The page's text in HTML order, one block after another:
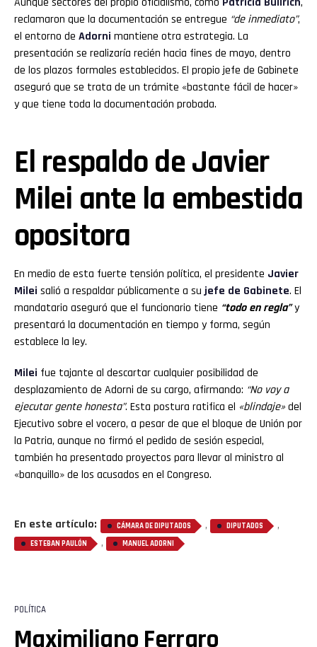
reclamaron que la documentación se entregue “de inmediato”,
el entorno de Adorni mantiene otra estrategia. La
presentación se realizaría recién hacia fines de mayo, dentro
de los plazos formales establecidos. El propio jefe de Gabinete
aseguró que se trata de un trámite «bastante fácil de hacer»
y que tiene toda la documentación probada.
El respaldo de Javier
Milei ante la embestida
opositora
En medio de esta fuerte tensión política, el presidente Javier
Milei salió a respaldar públicamente a sujefe de Gabinete. El
mandatario aseguró que el funcionario tiene “todo en regla”y
presentará la documentación en tiempo y forma, según
establece la ley.
Milei fue tajante al descartar cualquier posibilidad de
desplazamiento de Adorni de su cargo, afirmando: “No voy a
ejecutar gente honesta”. Esta postura ratifica el «blindaje»del
Ejecutivo sobre el vocero, a pesar de que el bloque de Unión por
la Patria, aunque no firmó el pedido de sesión especial,
también ha presentado proyectos para llevar al ministro al
«banquillo» de los acusados en el Congreso.
En este artículo: CÁMARA DE DIPUTADOS , DIPUTADOS ,
ESTEBAN PAULÓN , MANUEL ADORNI
POLÍTICA
Maximiliano Ferraro